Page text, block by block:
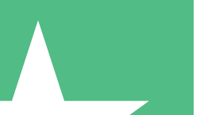
Individuali